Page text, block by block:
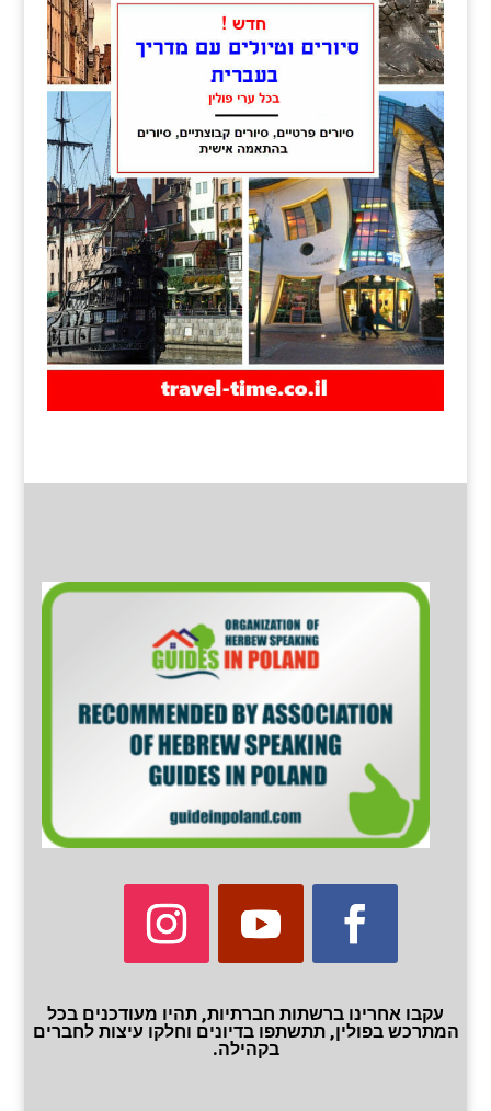
עקבו אחרינו ברשתות חברתיות, תהיו מעודכנים בכל
המתרכש בפולין, תתשתפו בדיונים וחלקו עיצות לחברים
בקהילה.